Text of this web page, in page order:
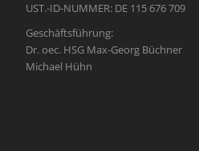
UST.-ID-NUMMER: DE 115 676 709
Geschäftsführung:
Dr. oec. HSG Max-Georg Büchner
Michael Hühn